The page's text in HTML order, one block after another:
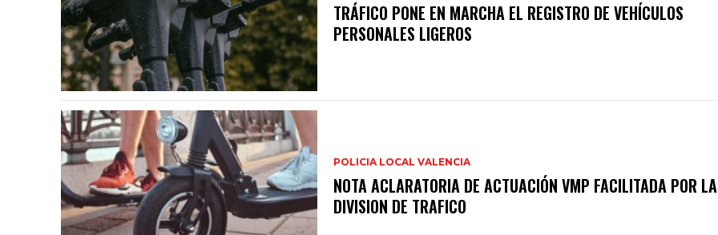
TRÁFICO PONE EN MARCHA EL REGISTRO DE VEHÍCULOS
PERSONALES LIGEROS
POLICIA LOCAL VALENCIA
NOTA ACLARATORIA DE ACTUACIÓN VMP FACILITADA POR LA
DIVISION DE TRAFICO